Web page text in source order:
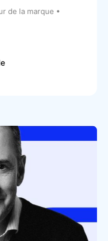
de la marque •